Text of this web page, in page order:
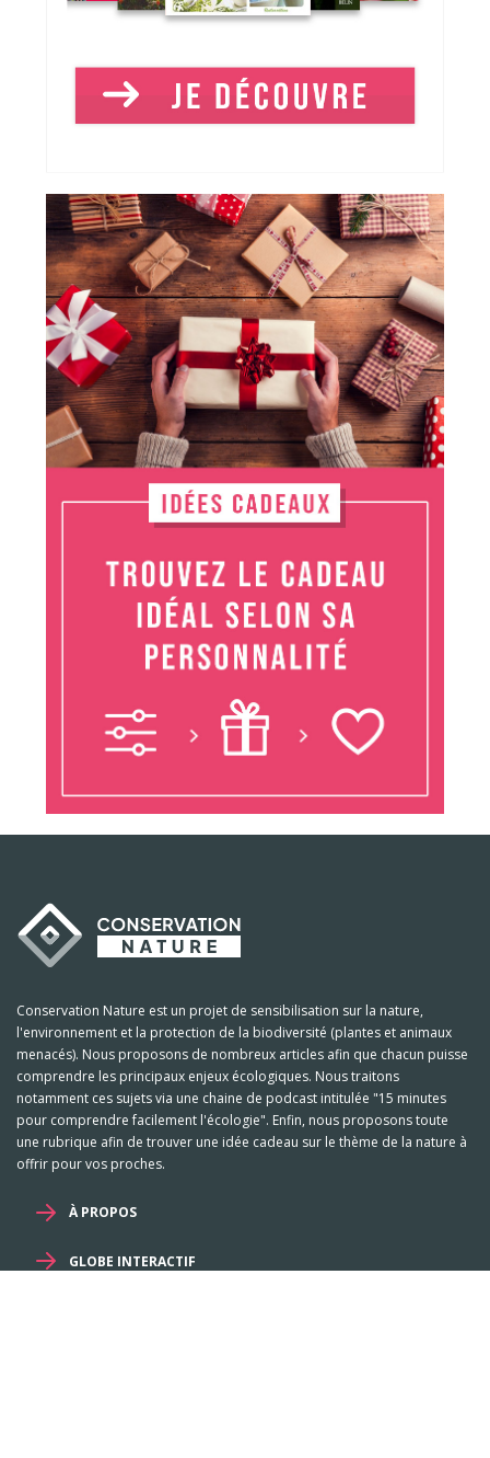
Conservation Nature est un projet de sensibilisation sur la nature,
l'environnement et la protection de la biodiversité (plantes et animaux
menacés). Nous proposons de nombreux articles afin que chacun puisse
comprendre les principaux enjeux écologiques. Nous traitons
notamment ces sujets via une chaine de podcast intitulée "15 minutes
pour comprendre facilement l'écologie". Enfin, nous proposons toute
une rubrique afin de trouver une idée cadeau sur le thème de la nature à
offrir pour vos proches.
À PROPOS
GLOBE INTERACTIF